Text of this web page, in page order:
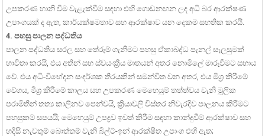
උපකරණ හානි වීම වැළැක්වීම සඳහා එහි ගොඩනඟන ලද අධි බර ආරක්ෂණ
උපාංගයක් ද ඇත, කාර්යක්ෂමතාව සහ ආරක්ෂාව යන දෙකම සහතික කරයි.
4. පහසු පාලන පද්ධතිය
පාලන පද්ධතිය සරල සහ තේරුම් ගැනීමට පහසු ඒකාබද්ධ පැනල් සැලසුමක්
භාවිතා කරයි, එය අතින් සහ ස්වයංක්‍රීය මාතයන් අතර නොමිලේ මාරුවීමට සහාය
වේ. එය අධි-විභේදන සංදර්ශක තිරයකින් සමන්විත වන අතර, එය මිශ්‍ර කිරීමේ
වේගය, මිශ්‍ර කිරීමේ කාලය සහ උපකරණ මෙහෙයුම් තත්ත්වය වැනි මූලික
පරාමිතීන් තත්‍ය කාලීනව පෙන්වයි, ක්‍රියාවලි විස්තර නිවැරදිව පාලනය කිරීමට
පහසුකම් සපයයි; මෙහෙයුම් උපද්‍රව ඉවත් කිරීම සඳහා කාන්දුවීම් ආරක්ෂාව සහ
හදිසි නැවතුම් බොත්තම් වැනි බිල්ට්-ඉන් ආරක්ෂිත උපාංග එහි ඇත;